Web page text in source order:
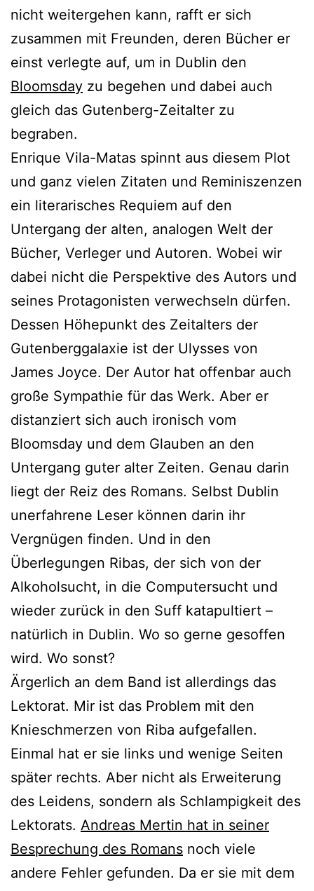
nicht weitergehen kann, rafft er sich
zusammen mit Freunden, deren Bücher er
einst verlegte auf, um in Dublin den
Bloomsday zu begehen und dabei auch
gleich das Gutenberg-Zeitalter zu
begraben.
Enrique Vila-Matas spinnt aus diesem Plot
und ganz vielen Zitaten und Reminiszenzen
ein literarisches Requiem auf den
Untergang der alten, analogen Welt der
Bücher, Verleger und Autoren. Wobei wir
dabei nicht die Perspektive des Autors und
seines Protagonisten verwechseln dürfen.
Dessen Höhepunkt des Zeitalters der
Gutenberggalaxie ist der Ulysses von
James Joyce. Der Autor hat offenbar auch
große Sympathie für das Werk. Aber er
distanziert sich auch ironisch vom
Bloomsday und dem Glauben an den
Untergang guter alter Zeiten. Genau darin
liegt der Reiz des Romans. Selbst Dublin
unerfahrene Leser können darin ihr
Vergnügen finden. Und in den
Überlegungen Ribas, der sich von der
Alkoholsucht, in die Computersucht und
wieder zurück in den Suff katapultiert –
natürlich in Dublin. Wo so gerne gesoffen
wird. Wo sonst?
Ärgerlich an dem Band ist allerdings das
Lektorat. Mir ist das Problem mit den
Knieschmerzen von Riba aufgefallen.
Einmal hat er sie links und wenige Seiten
später rechts. Aber nicht als Erweiterung
des Leidens, sondern als Schlampigkeit des
Lektorats. Andreas Mertin hat in seiner
Besprechung des Romans noch viele
andere Fehler gefunden. Da er sie mit dem